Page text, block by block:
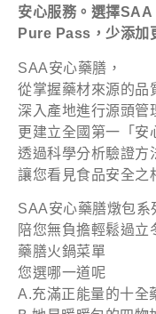
安心服務。選擇SAA
Pure Pass ，少添加
SAA安心藥膳，
從掌握藥材來源的品
深入產地進行源頭管
更建立全國第一「安
透過科學分析驗證方
讓您看見食品安全之
SAA安心藥膳燉包系
陪您無負擔輕鬆過立
藥膳火鍋菜單
您選哪一道呢
A.充滿正能量的十全